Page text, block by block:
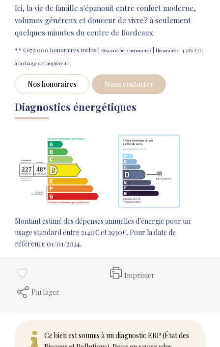
Ici, la vie de famille s'épanouit entre confort moderne,
volumes généreux et douceur de vivre? à seulement
quelques minutes du centre de Bordeaux.
** €679 000 honoraires inclus | €650 000hors honoraires | Honoraires : 4.46% TTC
à la charge de l'acquéreur
Nos honoraires Nous contacter
Diagnostics énergétiques
Montant estimé des dépenses annuelles d'énergie pour un
usage standard entre 2140€ et 2930€. Pour la date de
référence 01/01/2024.
Imprimer
Partager
Ce bien est soumis à un diagnostic ERP (État des